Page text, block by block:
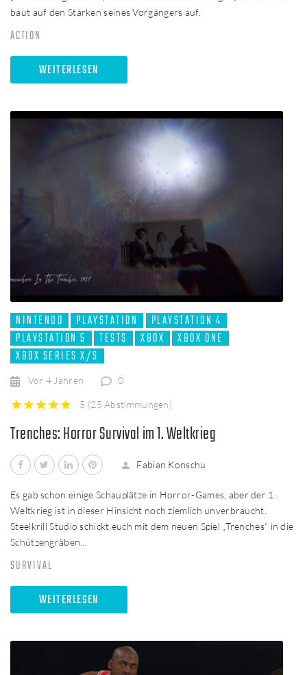
baut auf den Stärken seines Vorgängers auf.
ACTION
WEITERLESEN
NINTENDO PLAYSTATION
PLAYSTATION 4
PLAYSTATION 5
TESTS XBOX
XBOX ONE
XBOX SERIES X/S
Vor 4 Jahren 0
5 (25 Abstimmungen)
Trenches: Horror Survival im 1. Weltkrieg
FacebookTwitterLinkedIn
Fabian Konschu
Es gab schon einige Schauplätze in Horror-Games, aber der 1.
Weltkrieg ist in dieser Hinsicht noch ziemlich unverbraucht.
Steelkrill Studio schickt euch mit dem neuen Spiel „Trenches“ in die
Schützengräben…
SURVIVAL
WEITERLESEN